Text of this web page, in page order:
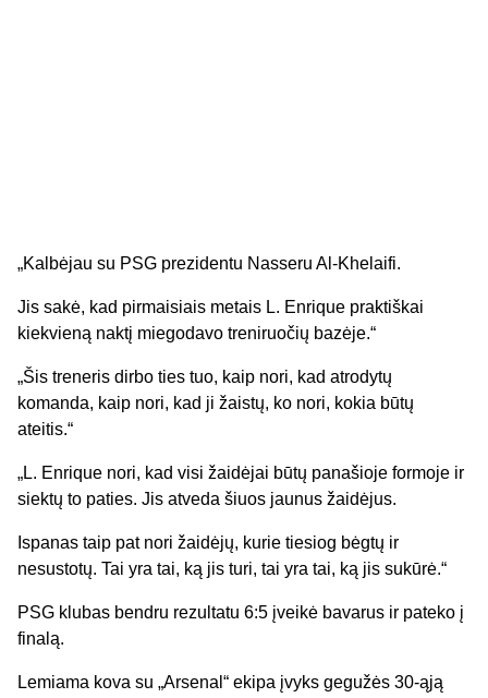
„Kalbėjau su PSG prezidentu Nasseru Al-Khelaifi.
Jis sakė, kad pirmaisiais metais L. Enrique praktiškai
kiekvieną naktį miegodavo treniruočių bazėje.“
„Šis treneris dirbo ties tuo, kaip nori, kad atrodytų
komanda, kaip nori, kad ji žaistų, ko nori, kokia būtų
ateitis.“
„L. Enrique nori, kad visi žaidėjai būtų panašioje formoje ir
siektų to paties. Jis atveda šiuos jaunus žaidėjus.
Ispanas taip pat nori žaidėjų, kurie tiesiog bėgtų ir
nesustotų. Tai yra tai, ką jis turi, tai yra tai, ką jis sukūrė.“
PSG klubas bendru rezultatu 6:5 įveikė bavarus ir pateko į
finalą.
Lemiama kova su „Arsenal“ ekipa įvyks gegužės 30-ąją